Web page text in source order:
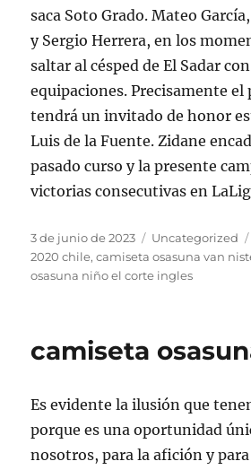
saca Soto Grado. Mateo
y Sergio Herrera, en los
saltar al césped de El Sadar
equipaciones. Precisamente el
tendrá un invitado de honor
Luis de la Fuente. Zidane
pasado curso y la presente
victorias consecutivas en
Publicado
el
3 de junio de 2023 Categorías
Uncategorized
2020 chile,camiseta osasuna van
osasuna niño el corte ingles
camiseta
Es evidente la ilusión que
porque es una oportunidad
nosotros, para la afición y